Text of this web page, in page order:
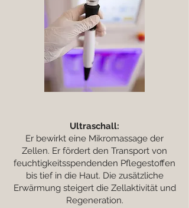
Ultraschall:
Er bewirkt eine Mikromassage der
Zellen. Er fördert den Transport von
feuchtigkeitsspendenden Pflegestoffen
bis tief in die Haut. Die zusätzliche
Erwärmung steigert die Zellaktivität und
Regeneration.